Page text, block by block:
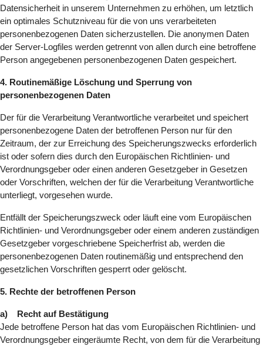
Datensicherheit in unserem Unternehmen zu erhöhen, um letztlich
ein optimales Schutzniveau für die von uns verarbeiteten
personenbezogenen Daten sicherzustellen. Die anonymen Daten
der Server-Logfiles werden getrennt von allen durch eine betroffene
Person angegebenen personenbezogenen Daten gespeichert.
4. Routinemäßige Löschung und Sperrung von
personenbezogenen Daten
Der für die Verarbeitung Verantwortliche verarbeitet und speichert
personenbezogene Daten der betroffenen Person nur für den
Zeitraum, der zur Erreichung des Speicherungszwecks erforderlich
ist oder sofern dies durch den Europäischen Richtlinien- und
Verordnungsgeber oder einen anderen Gesetzgeber in Gesetzen
oder Vorschriften, welchen der für die Verarbeitung Verantwortliche
unterliegt, vorgesehen wurde.
Entfällt der Speicherungszweck oder läuft eine vom Europäischen
Richtlinien- und Verordnungsgeber oder einem anderen zuständigen
Gesetzgeber vorgeschriebene Speicherfrist ab, werden die
personenbezogenen Daten routinemäßig und entsprechend den
gesetzlichen Vorschriften gesperrt oder gelöscht.
5. Rechte der betroffenen Person
a) Recht auf Bestätigung
Jede betroffene Person hat das vom Europäischen Richtlinien- und
Verordnungsgeber eingeräumte Recht, von dem für die Verarbeitung